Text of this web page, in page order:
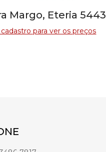
Margo, Eteria 5443
cadastro para ver os preços